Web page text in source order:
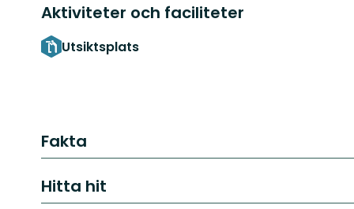
Aktiviteter och faciliteter
Utsiktsplats
Fakta
Hitta hit